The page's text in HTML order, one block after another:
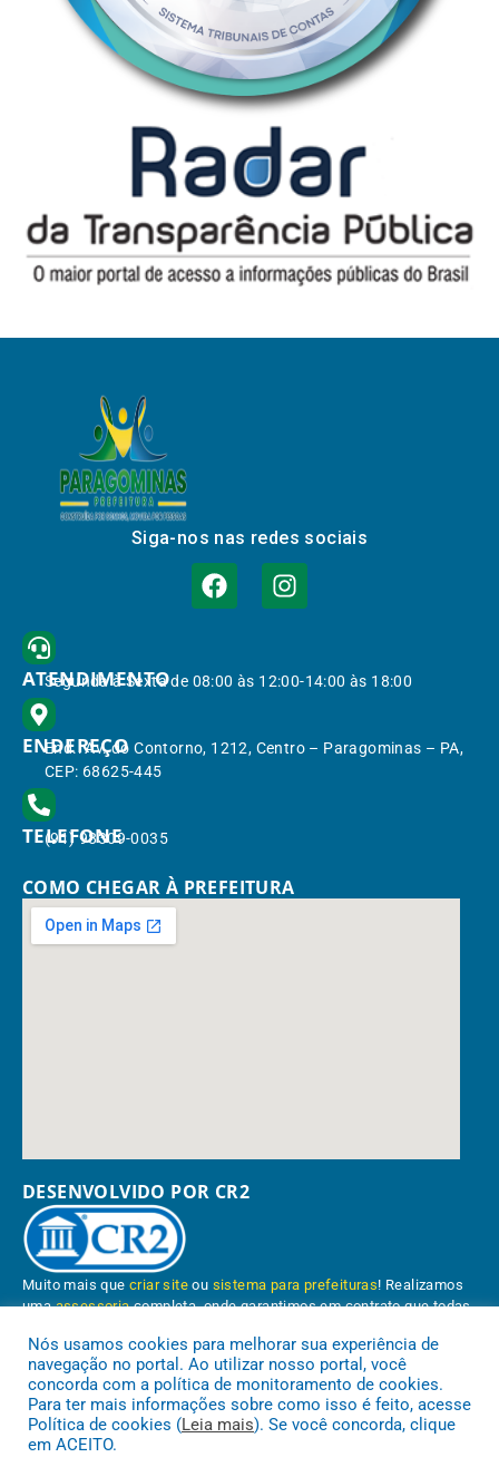
Siga-nos nas redes sociais
ATENDIMENTO
Segunda à Sexta de 08:00 às 12:00-14:00 às 18:00
ENDEREÇO
End.: Av. do Contorno, 1212, Centro – Paragominas – PA,
CEP: 68625-445
TELEFONE
(91) 98309-0035
COMO CHEGAR À PREFEITURA
DESENVOLVIDO POR CR2
Muito mais quecriar site ou sistema para prefeituras! Realizamos
umaassessoriacompleta, onde garantimos em contrato que todas
Conheça oPNTP e oRadar da Transparência Pública
Nós usamos cookies para melhorar sua experiência de
navegação no portal. Ao utilizar nosso portal, você
concorda com a política de monitoramento de cookies.
Para ter mais informações sobre como isso é feito, acesse
Política de cookies (Leia mais). Se você concorda, clique
em ACEITO.